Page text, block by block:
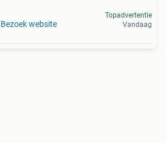
Bezoek website
Topadvertentie
Vandaag